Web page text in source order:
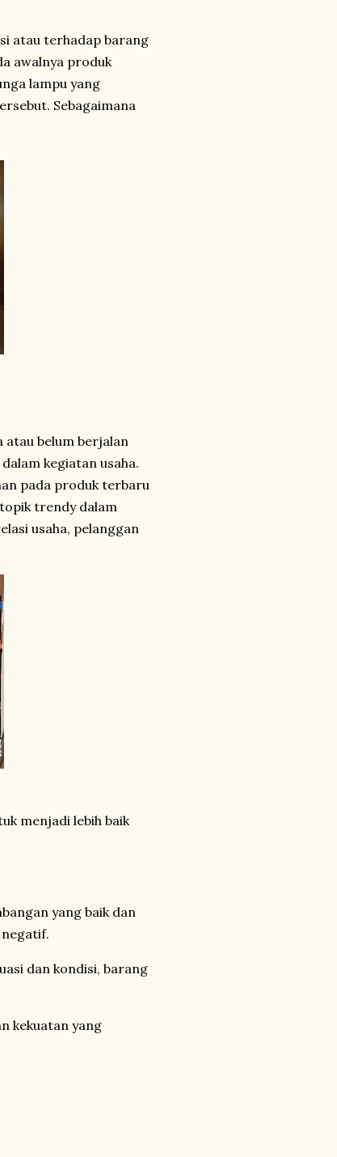
atau terhadap barang
awalnya produk
lampu yang
Sebagaimana
atau belum berjalan
kegiatan usaha.
pada produk terbaru
trendy dalam
usaha, pelanggan
menjadi lebih baik
yang baik dan
dan kondisi, barang
kekuatan yang